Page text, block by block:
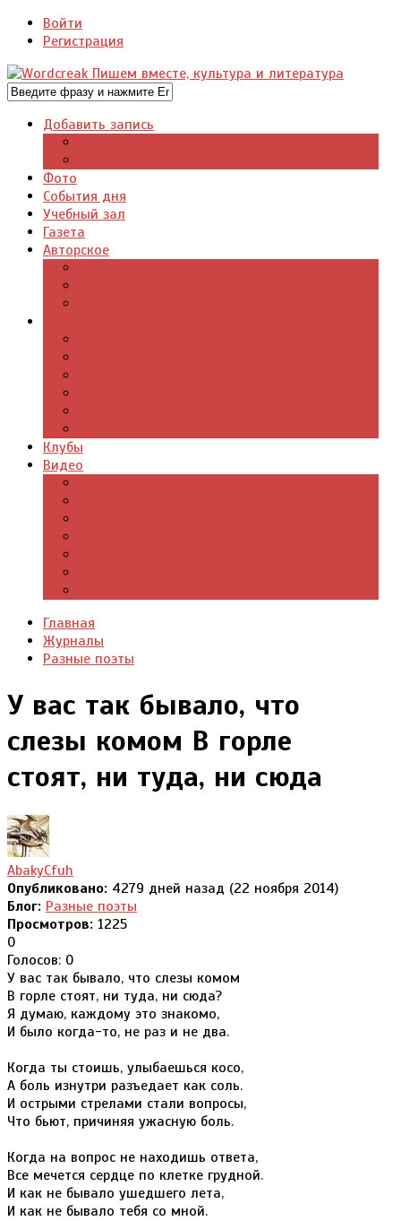
Войти
Регистрация
Добавить запись
Фото
События дня
Учебный зал
Газета
Авторское
Клубы
Видео
Главная
Журналы
Разные поэты
У вас так бывало, что
слезы комом В горле
стоят, ни туда, ни сюда
AbakyCfuh
Опубликовано: 4279 дней назад (22 ноября 2014)
Блог: Разные поэты
Просмотров: 1225
0
Голосов: 0
У вас так бывало, что слезы комом
В горле стоят, ни туда, ни сюда?
Я думаю, каждому это знакомо,
И было когда-то, не раз и не два.
Когда ты стоишь, улыбаешься косо,
А боль изнутри разъедает как соль.
И острыми стрелами стали вопросы,
Что бьют, причиняя ужасную боль.
Когда на вопрос не находишь ответа,
Все мечется сердце по клетке грудной.
И как не бывало ушедшего лета,
И как не бывало тебя со мной.